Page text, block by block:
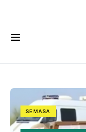
SEMASA